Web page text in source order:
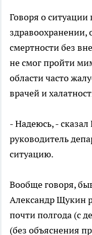
Говоря о
смертности без
не смог пройти
области часто
врачей и
- Надеюсь, -
руководитель
ситуацию.
Вообще говоря,
Александр Щукин
почти полгода (с
(без объяснения